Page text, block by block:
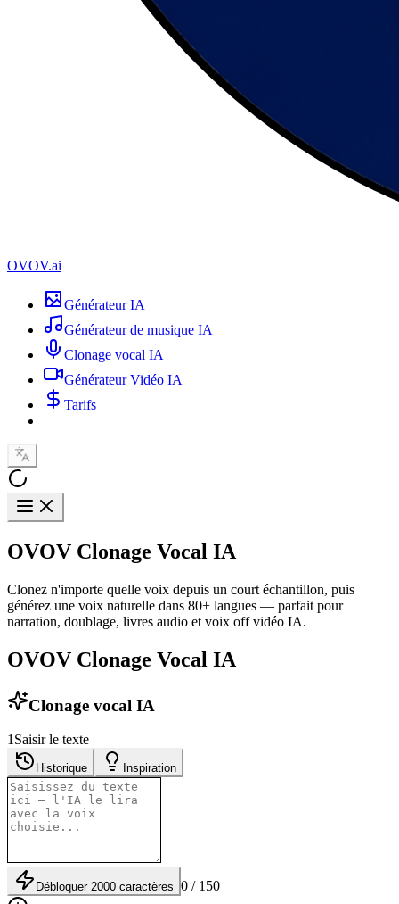
OVOV.ai
Générateur IA
Générateur de musique IA
Clonage vocal IA
Générateur Vidéo IA
Tarifs
OVOV Clonage Vocal IA
Clonez n'importe quelle voix depuis un court échantillon, puis
générez une voix naturelle dans 80+ langues — parfait pour
narration, doublage, livres audio et voix off vidéo IA.
OVOV Clonage Vocal IA
Clonage vocal IA
1 Saisir le texte
Historique Inspiration
Débloquer 2000 caractères 0 / 150